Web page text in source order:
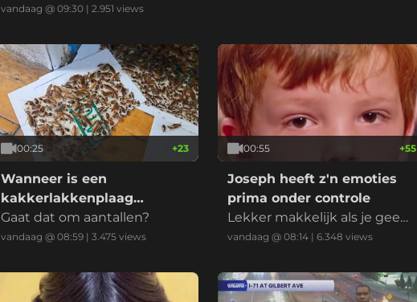
d...
vandaag @ 09:30| 2.951 views
00:25 +23
Wanneer is een
kakkerlakkenplaag
officieel een
kakkerlakkenplaag?
Gaat dat om aantallen?
vandaag @ 08:59| 3.475views
00:55 +55
Joseph heeft z'n emoties
prima onder controle
Lekker makkelijk als je geen
ziel hebt natuurlijk
vandaag @ 08:14 |6.348 views